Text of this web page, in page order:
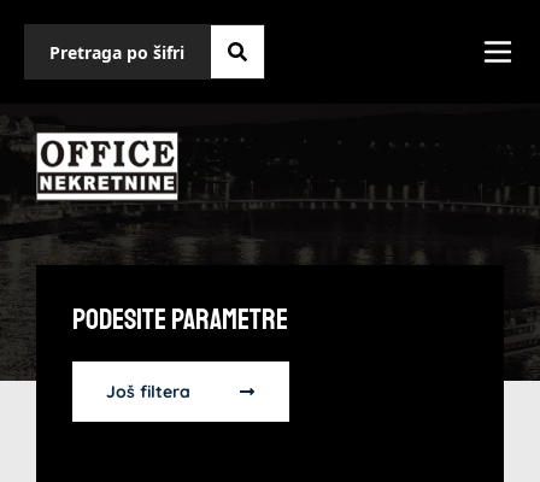
Podesite Parametre
Još filtera